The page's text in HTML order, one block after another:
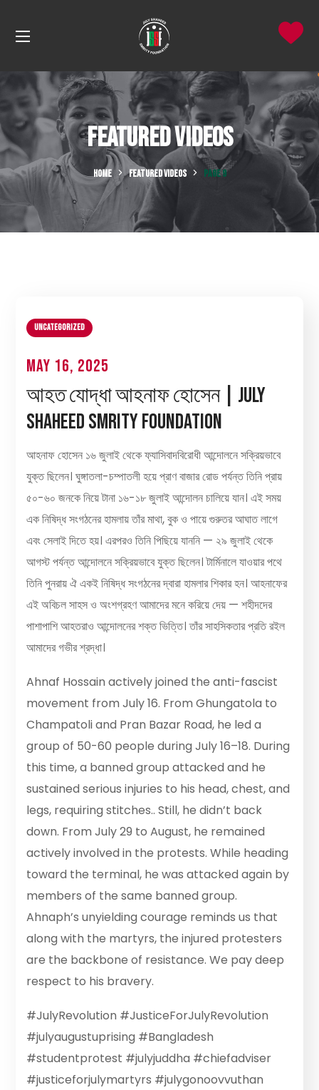
Featured Videos
HOME FEATURED VIDEOS PAGE 9
Uncategorized
May 16, 2025
আহত যোদ্ধা আহনাফ হোসেন | July
Shaheed Smrity Foundation
আহনাফ হোসেন ১৬ জুলাই থেকে ফ্যাসিবাদবিরোধী আন্দোলনে সক্রিয়ভাবে
যুক্ত ছিলেন। ঘুঙ্গাতলা-চম্পাতলী হয়ে প্রাণ বাজার রোড পর্যন্ত তিনি প্রায়
৫০-৬০ জনকে নিয়ে টানা ১৬-১৮ জুলাই আন্দোলন চালিয়ে যান। এই সময়
এক নিষিদ্ধ সংগঠনের হামলায় তাঁর মাথা, বুক ও পায়ে গুরুতর আঘাত লাগে
এবং সেলাই দিতে হয়। এরপরও তিনি পিছিয়ে যাননি — ২৯ জুলাই থেকে
আগস্ট পর্যন্ত আন্দোলনে সক্রিয়ভাবে যুক্ত ছিলেন। টার্মিনালে যাওয়ার পথে
তিনি পুনরায় ঐ একই নিষিদ্ধ সংগঠনের দ্বারা হামলার শিকার হন। আহনাফের
এই অবিচল সাহস ও অংশগ্রহণ আমাদের মনে করিয়ে দেয় — শহীদদের
পাশাপাশি আহতরাও আন্দোলনের শক্ত ভিত্তি। তাঁর সাহসিকতার প্রতি রইল
আমাদের গভীর শ্রদ্ধা।
Ahnaf Hossain actively joined the anti-fascist
movement from July 16. From Ghungatola to
Champatoli and Pran Bazar Road, he led a
group of 50-60 people during July 16–18. During
this time, a banned group attacked and he
sustained serious injuries to his head, chest, and
legs, requiring stitches.. Still, he didn’t back
down. From July 29 to August, he remained
actively involved in the protests. While heading
toward the terminal, he was attacked again by
members of the same banned group.
Ahnaph’s unyielding courage reminds us that
along with the martyrs, the injured protesters
are the backbone of resistance. We pay deep
respect to his bravery.
#JulyRevolution #JusticeForJulyRevolution
#julyaugustuprising #Bangladesh
#studentprotest #julyjuddha #chiefadviser
#justiceforjulymartyrs #julygonoovvuthan